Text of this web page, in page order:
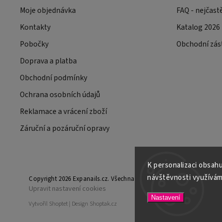
K personalizaci
návštěvnosti
Nastavení
Moje objednávka
Kontakty
Pobočky
Doprava a platba
Obchodní podmínky
Ochrana osobních údajů
Reklamace a vrácení zboží
Záruční a pozáruční opravy
FAQ -
Katalog 2026
Obchodní
Copyright 2026 Expanails.cz. Všechna práva vyhrazena.
Upravit nastavení cookies
Vytvořil Shoptet | Design Shoptak.cz